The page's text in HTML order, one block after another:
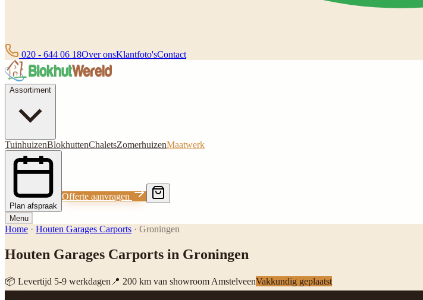
020 - 644 06 18Over onsKlantfoto'sContact
Assortiment
TuinhuizenBlokhuttenChaletsZomerhuizenMaatwerk
Plan afspraak
Offerte aanvragen
Menu
Home · Houten Garages Carports · Groningen
Houten Garages Carports in Groningen
📦 Levertijd 5-9 werkdagen 📍 200 km van showroom AmstelveenVakkundig geplaatst